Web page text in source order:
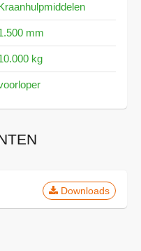
mm
kg
Downloads